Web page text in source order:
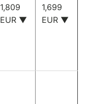
1,809
EUR ▼
1,699
EUR ▼